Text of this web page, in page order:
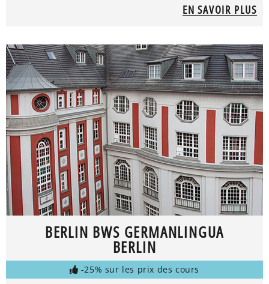
EN SAVOIR PLUS
BERLIN BWS GERMANLINGUA
BERLIN
-25% sur les prix des cours